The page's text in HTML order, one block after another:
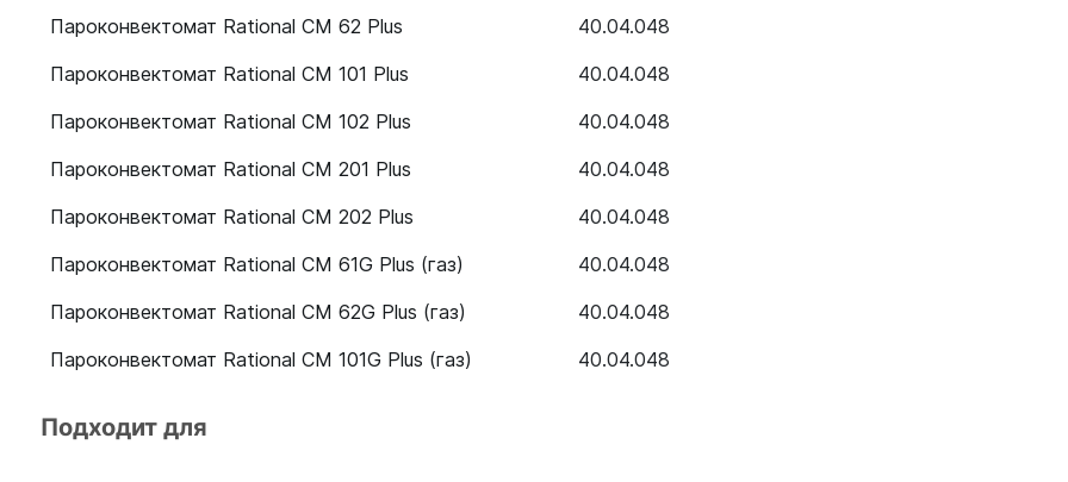
Пароконвектомат Rational CM 62 Plus
40.04.048
Пароконвектомат Rational CM 101 Plus
40.04.048
Пароконвектомат Rational CM 102 Plus
40.04.048
Пароконвектомат Rational CM 201 Plus
40.04.048
Пароконвектомат Rational CM 202 Plus
40.04.048
Пароконвектомат Rational CM 61G Plus (газ)
40.04.048
Пароконвектомат Rational CM 62G Plus (газ)
40.04.048
Пароконвектомат Rational CM 101G Plus (газ)
40.04.048
Подходит для